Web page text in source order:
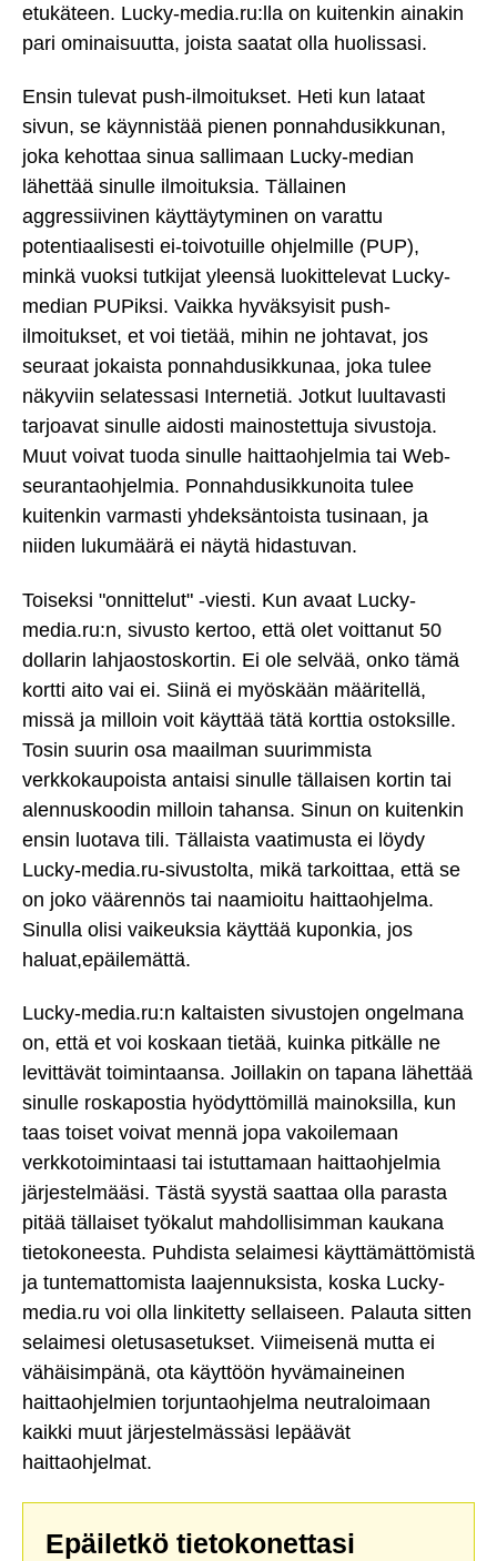
etukäteen. Lucky-media.ru:lla on kuitenkin ainakin
pari ominaisuutta, joista saatat olla huolissasi.
Ensin tulevat push-ilmoitukset. Heti kun lataat
sivun, se käynnistää pienen ponnahdusikkunan,
joka kehottaa sinua sallimaan Lucky-median
lähettää sinulle ilmoituksia. Tällainen
aggressiivinen käyttäytyminen on varattu
potentiaalisesti ei-toivotuille ohjelmille (PUP),
minkä vuoksi tutkijat yleensä luokittelevat Lucky-
median PUPiksi. Vaikka hyväksyisit push-
ilmoitukset, et voi tietää, mihin ne johtavat, jos
seuraat jokaista ponnahdusikkunaa, joka tulee
näkyviin selatessasi Internetiä. Jotkut luultavasti
tarjoavat sinulle aidosti mainostettuja sivustoja.
Muut voivat tuoda sinulle haittaohjelmia tai Web-
seurantaohjelmia. Ponnahdusikkunoita tulee
kuitenkin varmasti yhdeksäntoista tusinaan, ja
niiden lukumäärä ei näytä hidastuvan.
Toiseksi "onnittelut" -viesti. Kun avaat Lucky-
media.ru:n, sivusto kertoo, että olet voittanut 50
dollarin lahjaostoskortin. Ei ole selvää, onko tämä
kortti aito vai ei. Siinä ei myöskään määritellä,
missä ja milloin voit käyttää tätä korttia ostoksille.
Tosin suurin osa maailman suurimmista
verkkokaupoista antaisi sinulle tällaisen kortin tai
alennuskoodin milloin tahansa. Sinun on kuitenkin
ensin luotava tili. Tällaista vaatimusta ei löydy
Lucky-media.ru-sivustolta, mikä tarkoittaa, että se
on joko väärennös tai naamioitu haittaohjelma.
Sinulla olisi vaikeuksia käyttää kuponkia, jos
haluat,epäilemättä.
Lucky-media.ru:n kaltaisten sivustojen ongelmana
on, että et voi koskaan tietää, kuinka pitkälle ne
levittävät toimintaansa. Joillakin on tapana lähettää
sinulle roskapostia hyödyttömillä mainoksilla, kun
taas toiset voivat mennä jopa vakoilemaan
verkkotoimintaasi tai istuttamaan haittaohjelmia
järjestelmääsi. Tästä syystä saattaa olla parasta
pitää tällaiset työkalut mahdollisimman kaukana
tietokoneesta. Puhdista selaimesi käyttämättömistä
ja tuntemattomista laajennuksista, koska Lucky-
media.ru voi olla linkitetty sellaiseen. Palauta sitten
selaimesi oletusasetukset. Viimeisenä mutta ei
vähäisimpänä, ota käyttöön hyvämaineinen
haittaohjelmien torjuntaohjelma neutraloimaan
kaikki muut järjestelmässäsi lepäävät
haittaohjelmat.
Epäiletkö tietokonettasi